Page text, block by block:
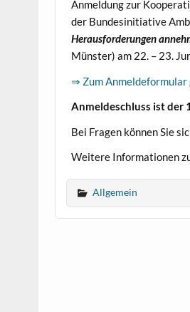
Anmeldung zur
der Bundesinitiative
Herausforderungen
Münster) am 22. – 23.
⇒ Zum Anmeldeformular
Anmeldeschluss ist der
Bei Fragen können Sie
Weitere Informationen
Allgemein